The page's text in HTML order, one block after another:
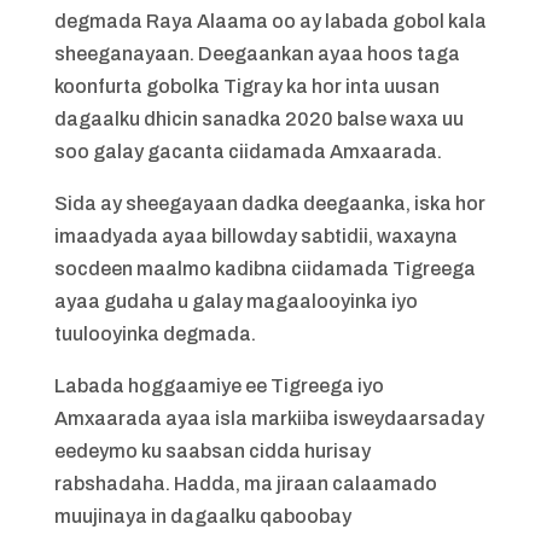
degmada Raya Alaama oo ay labada gobol kala
sheeganayaan. Deegaankan ayaa hoos taga
koonfurta gobolka Tigray ka hor inta uusan
dagaalku dhicin sanadka 2020 balse waxa uu
soo galay gacanta ciidamada Amxaarada.
Sida ay sheegayaan dadka deegaanka, iska hor
imaadyada ayaa billowday sabtidii, waxayna
socdeen maalmo kadibna ciidamada Tigreega
ayaa gudaha u galay magaalooyinka iyo
tuulooyinka degmada.
Labada hoggaamiye ee Tigreega iyo
Amxaarada ayaa isla markiiba isweydaarsaday
eedeymo ku saabsan cidda hurisay
rabshadaha. Hadda, ma jiraan calaamado
muujinaya in dagaalku qaboobay